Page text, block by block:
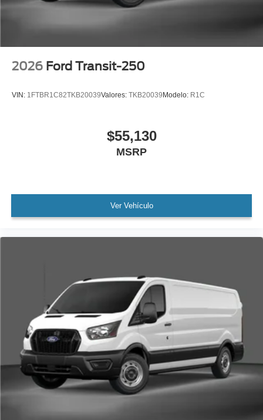
2026 Ford Transit-250
VIN: 1FTBR1C82TKB20039Valores: TKB20039 Modelo: R1C
$55,130
MSRP
Ver Vehículo